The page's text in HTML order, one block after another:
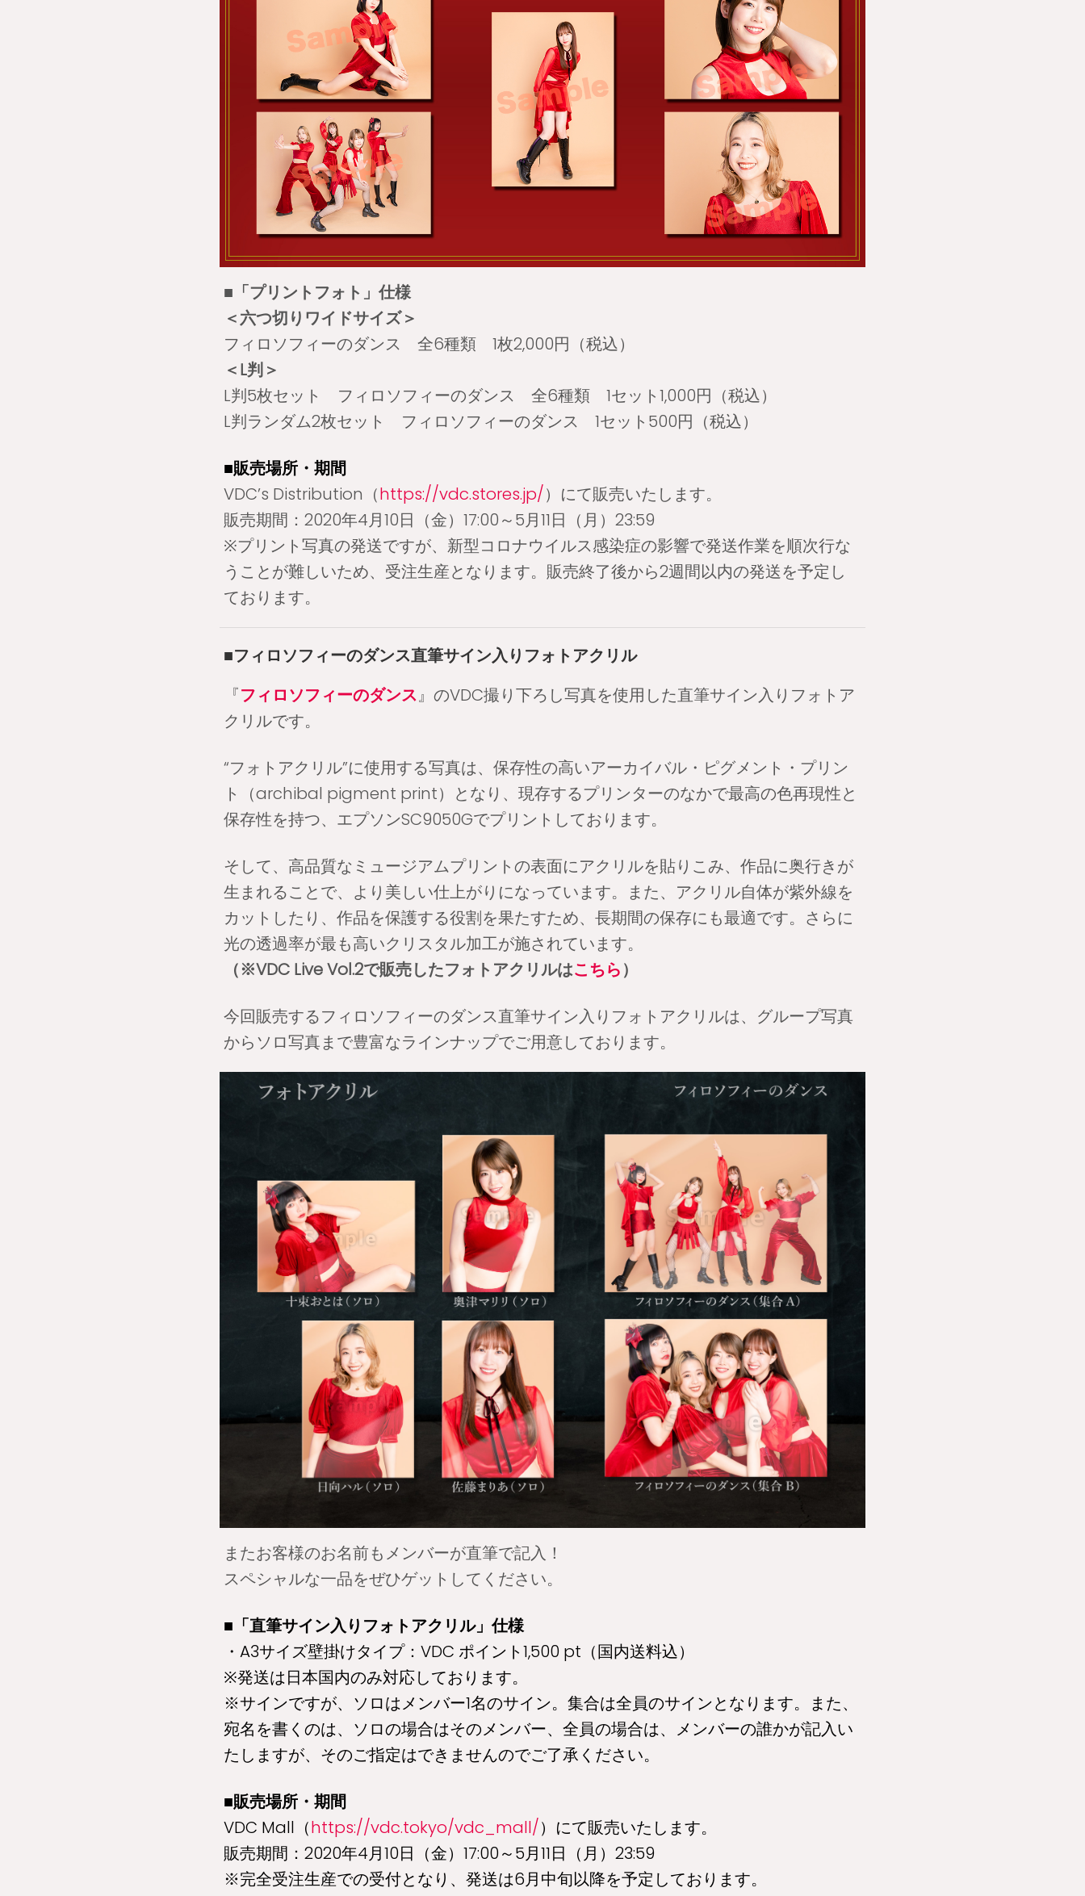
■「プリントフォト」仕様
＜六つ切りワイドサイズ＞
フィロソフィーのダンス 全6種類 1枚2,000円（税込）
＜L判＞
L判5枚セット フィロソフィーのダンス 全6種類 1セット1,000円（税込）
L判ランダム2枚セット フィロソフィーのダンス 1セット500円（税込）
■販売場所・期間
VDC’s Distribution（https://vdc.stores.jp/）にて販売いたします。
販売期間：2020年4月10日（金）17:00～5月11日（月）23:59
※プリント写真の発送ですが、新型コロナウイルス感染症の影響で発送作業を順次行な
うことが難しいため、受注生産となります。販売終了後から2週間以内の発送を予定し
ております。
■フィロソフィーのダンス直筆サイン入りフォトアクリル
『フィロソフィーのダンス』のVDC撮り下ろし写真を使用した直筆サイン入りフォトア
クリルです。
“フォトアクリル”に使用する写真は、保存性の高いアーカイバル・ピグメント・プリン
ト（archibal pigment print）となり、現存するプリンターのなかで最高の色再現性と
保存性を持つ、エプソンSC9050Gでプリントしております。
そして、高品質なミュージアムプリントの表面にアクリルを貼りこみ、作品に奥行きが
生まれることで、より美しい仕上がりになっています。また、アクリル自体が紫外線を
カットしたり、作品を保護する役割を果たすため、長期間の保存にも最適です。さらに
光の透過率が最も高いクリスタル加工が施されています。
（※VDC Live Vol.2で販売したフォトアクリルはこちら）
今回販売するフィロソフィーのダンス直筆サイン入りフォトアクリルは、グループ写真
からソロ写真まで豊富なラインナップでご用意しております。
またお客様のお名前もメンバーが直筆で記入！
スペシャルな一品をぜひゲットしてください。
■「直筆サイン入りフォトアクリル」仕様
・A3サイズ壁掛けタイプ：VDC ポイント1,500 pt（国内送料込）
※発送は日本国内のみ対応しております。
※サインですが、ソロはメンバー1名のサイン。集合は全員のサインとなります。また、
宛名を書くのは、ソロの場合はそのメンバー、全員の場合は、メンバーの誰かが記入い
たしますが、そのご指定はできませんのでご了承ください。
■販売場所・期間
VDC Mall（https://vdc.tokyo/vdc_mall/）にて販売いたします。
販売期間：2020年4月10日（金）17:00～5月11日（月）23:59
※完全受注生産での受付となり、発送は6月中旬以降を予定しております。